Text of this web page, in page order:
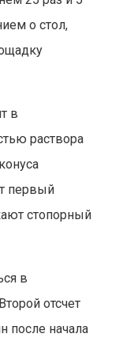
о стол,
в
раствора
первый
стопорный
в
отсчет
после начала